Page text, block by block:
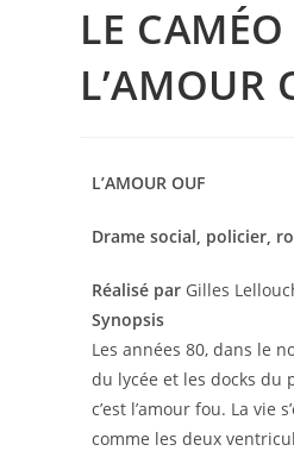
LE
L’AMOUR
L’AMOUR OUF
Drame social, policier,
Réalisé par Gilles
Synopsis
Les années 80, dans le
du lycée et les docks du
c’est l’amour fou. La vie
comme les deux